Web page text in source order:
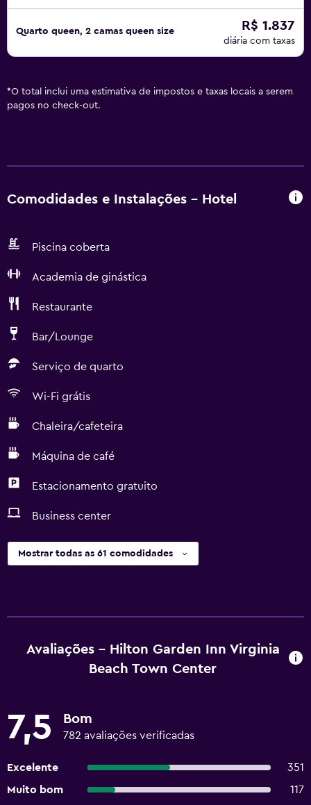
Quarto queen, 2 camas queen size R$ 1.837
diária com taxas
*O total inclui uma estimativa de impostos e taxas locais a serem
pagos no check-out.
Comodidades e Instalações - Hotel
Piscina coberta
Academia de ginástica
Restaurante
Bar/Lounge
Serviço de quarto
Wi-Fi grátis
Chaleira/cafeteira
Máquina de café
Estacionamento gratuito
Business center
Mostrar todas as 61 comodidades
Avaliações - Hilton Garden Inn Virginia
Beach Town Center
7,5 Bom
782 avaliações verificadas
Excelente
351
Muito bom
117